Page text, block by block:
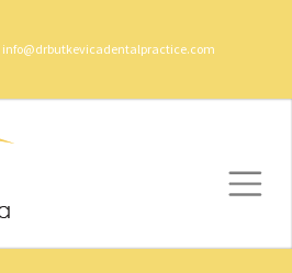
info@drbutkevicadentalpractice.com